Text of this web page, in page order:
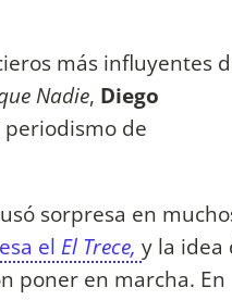
más influyentes
Nadie, Diego
de
sorpresa en
el El Trece, y la idea
poner en marcha. En